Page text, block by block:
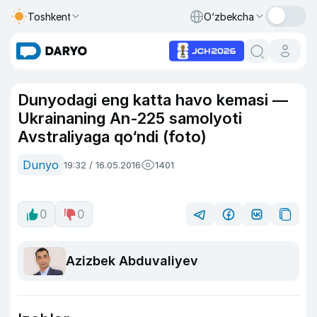
Toshkent O‘zbekcha
Dunyodagi eng katta havo kemasi —
Ukrainaning An-225 samolyoti
Avstraliyaga qo‘ndi (foto)
Dunyo 19:32 / 16.05.2016 1401
0 0
Azizbek Abduvaliyev